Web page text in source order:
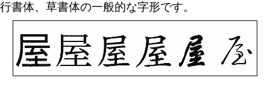
行書体、草書体の一般的な字形です。